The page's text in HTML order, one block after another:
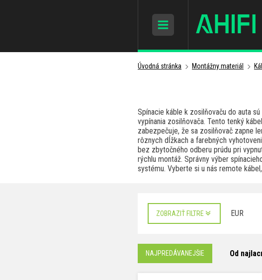
Úvodná stránka Montážny materiál
Spínacie káble k zosilňovaču do auta
vypínania zosilňovača. Tento tenký
zabezpečuje, že sa zosilňovač zapne
rôznych dĺžkach a farebných
bez zbytočného odberu prúdu pri
rýchlu montáž. Správny výber
systému. Vyberte si u nás remote
ZOBRAZIŤ FILTRE EUR
NAJPREDÁVANEJŠIE Od